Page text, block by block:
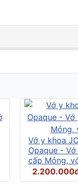
Vớ y khoa
Opaque -
cấp Mỏng,